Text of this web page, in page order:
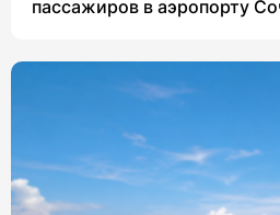
пассажиров в аэропорту